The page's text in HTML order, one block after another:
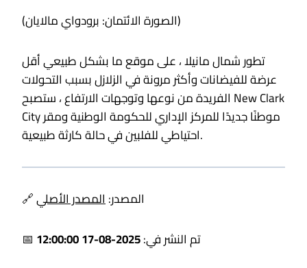
(الصورة الائتمان: برودواي مالايان)
تطور شمال مانيلا ، على موقع ما بشكل طبيعي أقل
عرضة للفيضانات وأكثر مرونة في الزلازل بسبب التحولات
الفريدة من نوعها وتوجهات الارتفاع ، ستصبح New Clark
City موطنًا جديدًا للمركز الإداري للحكومة الوطنية ومقر
احتياطي للفلبين في حالة كارثة طبيعية.
🔗 المصدر:المصدر الأصلي
📅 تم النشر في:2025-08-17 12:00:00